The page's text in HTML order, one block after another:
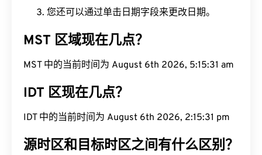
您还可以通过单击日期字段来更改日期。
MST 区域现在几点？
MST 中的当前时间为 August 6th 2026, 5:15:32 am
IDT 区现在几点？
IDT 中的当前时间为 August 6th 2026, 2:15:32 pm
源时区和目标时区之间有什么区别？